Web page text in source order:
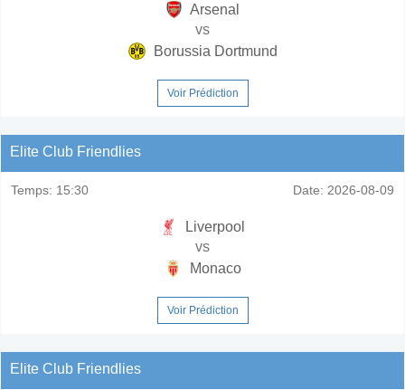
Arsenal
vs
Borussia Dortmund
Voir Prédiction
Elite Club Friendlies
Temps: 15:30 Date: 2026-08-09
Liverpool
vs
Monaco
Voir Prédiction
Elite Club Friendlies